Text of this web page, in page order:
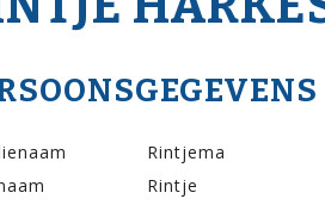
Rintjema
Rintje